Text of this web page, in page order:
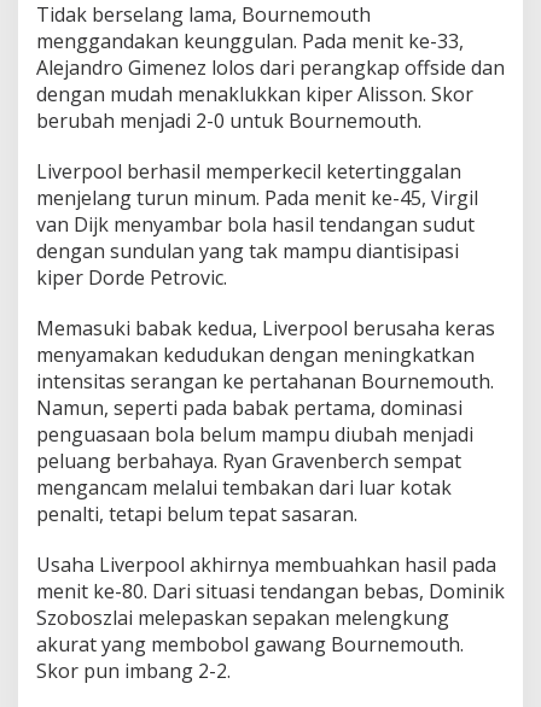
r
p
o
l
3
2
Tidak berselang lama, Bournemouth
menggandakan keunggulan. Pada menit ke-33,
Alejandro Gimenez lolos dari perangkap offside dan
dengan mudah menaklukkan kiper Alisson. Skor
berubah menjadi 2-0 untuk Bournemouth.
Liverpool berhasil memperkecil ketertinggalan
menjelang turun minum. Pada menit ke-45, Virgil
van Dijk menyambar bola hasil tendangan sudut
dengan sundulan yang tak mampu diantisipasi
kiper Dorde Petrovic.
Memasuki babak kedua, Liverpool berusaha keras
menyamakan kedudukan dengan meningkatkan
intensitas serangan ke pertahanan Bournemouth.
Namun, seperti pada babak pertama, dominasi
penguasaan bola belum mampu diubah menjadi
peluang berbahaya. Ryan Gravenberch sempat
mengancam melalui tembakan dari luar kotak
penalti, tetapi belum tepat sasaran.
Usaha Liverpool akhirnya membuahkan hasil pada
menit ke-80. Dari situasi tendangan bebas, Dominik
Szoboszlai melepaskan sepakan melengkung
akurat yang membobol gawang Bournemouth.
Skor pun imbang 2-2.